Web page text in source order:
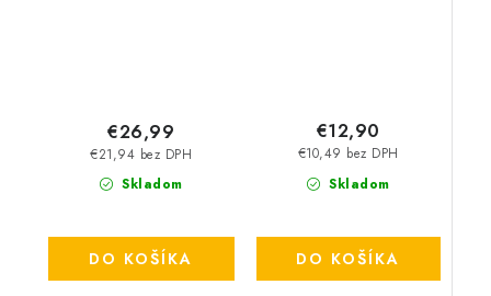
Skladom
€21,94 bez DPH
€26,99
DO KOŠÍKA
Skladom
€10,49 bez DPH
€12,90
DO KOŠÍKA